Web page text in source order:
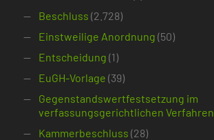
Beschluss (2.728)
Einstweilige Anordnung (50)
Entscheidung (1)
EuGH-Vorlage (39)
Gegenstandswertfestsetzung im
verfassungsgerichtlichen Verfahren
Kammerbeschluss (28)